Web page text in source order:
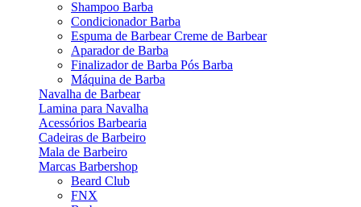
Shampoo Barba
Condicionador Barba
Espuma de Barbear Creme de Barbear
Aparador de Barba
Finalizador de Barba Pós Barba
Máquina de Barba
Navalha de Barbear
Lamina para Navalha
Acessórios Barbearia
Cadeiras de Barbeiro
Mala de Barbeiro
Marcas Barbershop
Beard Club
FNX